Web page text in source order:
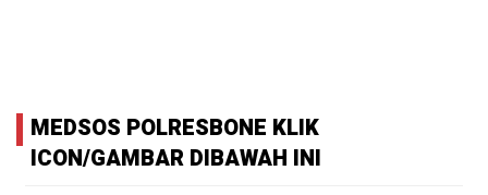
MEDSOS POLRESBONE KLIK
ICON/GAMBAR DIBAWAH INI